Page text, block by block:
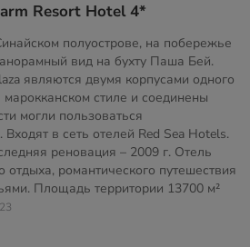
Resort Hotel 4*
полуострове, на побережье
вид на бухту Паша Бей.
являются двумя корпусами одного
стиле и соединены
могли пользоваться
Входят в сеть отелей Red Sea Hotels.
реновация – 2009 г. Отель
отдыха, романтического путешествия
Площадь территории 13700 м²